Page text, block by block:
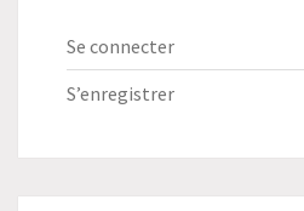
Se connecter
S’enregistrer